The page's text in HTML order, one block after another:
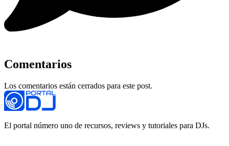
Comentarios
Los comentarios están cerrados para este post.
El portal número uno de recursos, reviews y tutoriales para DJs.